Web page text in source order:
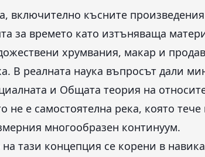
включително късните
за времето като изтъняваща
хрумвания, макар и
В реалната наука въпросът дали
и Общата теория на
е самостоятелна река, която тече
многообразен континуум.
тази концепция се корени в